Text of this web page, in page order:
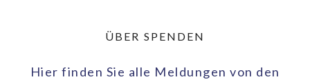
ÜBER SPENDEN
Hier finden Sie alle Meldungen von den